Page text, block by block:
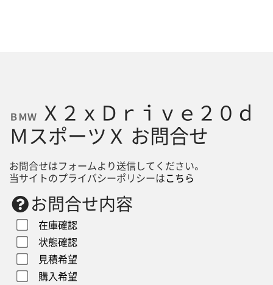
ＢＭＷ
Ｘ２ｘＤｒｉｖｅ２０ｄ
ＭスポーツＸ お問合せ
お問合せはフォームより送信してください。
当サイトのプライバシーポリシーはこちら
お問合せ内容
在庫確認
状態確認
見積希望
購入希望